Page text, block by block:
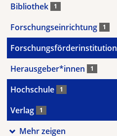
Bibliothek 1
Forschungseinrichtung 1
Forschungsförderinstitution
Herausgeber*innen 1
Hochschule 1
Verlag 1
Mehr zeigen